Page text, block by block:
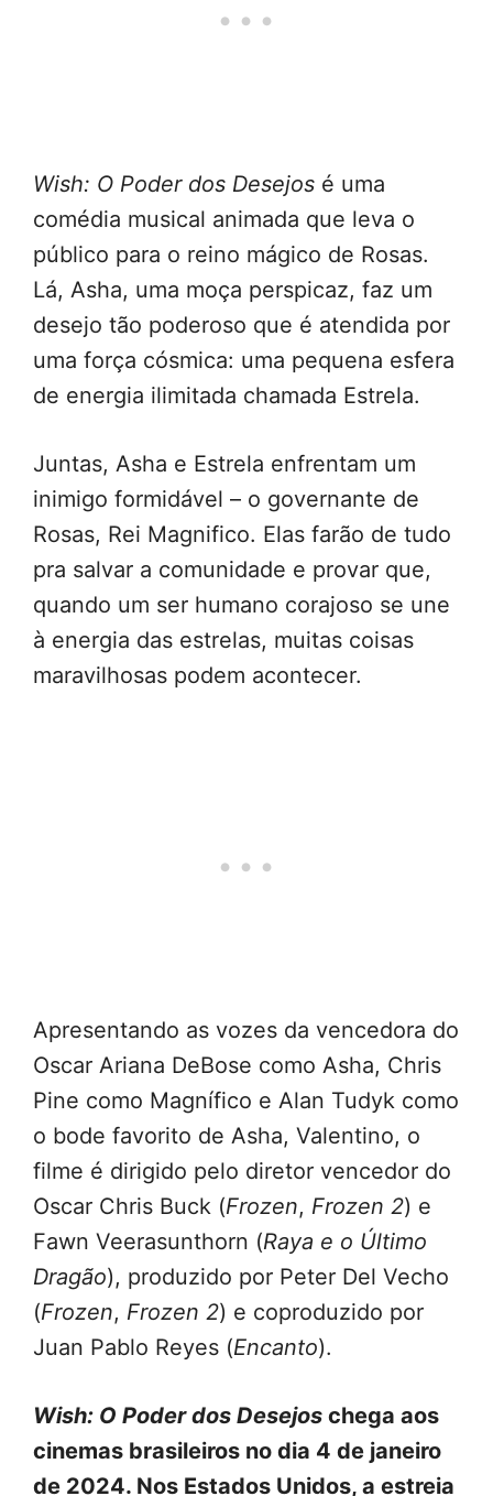
Wish: O Poder dos Desejos é uma
comédia musical animada que leva o
público para o reino mágico de Rosas.
Lá, Asha, uma moça perspicaz, faz um
desejo tão poderoso que é atendida por
uma força cósmica: uma pequena esfera
de energia ilimitada chamada Estrela.
Juntas, Asha e Estrela enfrentam um
inimigo formidável – o governante de
Rosas, Rei Magnifico. Elas farão de tudo
pra salvar a comunidade e provar que,
quando um ser humano corajoso se une
à energia das estrelas, muitas coisas
maravilhosas podem acontecer.
Apresentando as vozes da vencedora do
Oscar Ariana DeBose como Asha, Chris
Pine como Magnífico e Alan Tudyk como
o bode favorito de Asha, Valentino, o
filme é dirigido pelo diretor vencedor do
Oscar Chris Buck (Frozen, Frozen 2) e
Fawn Veerasunthorn (Raya e o Último
Dragão), produzido por Peter Del Vecho
(Frozen, Frozen 2) e coproduzido por
Juan Pablo Reyes (Encanto).
Wish: O Poder dos Desejos chega aos
cinemas brasileiros no dia 4 de janeiro
de 2024. Nos Estados Unidos, a estreia